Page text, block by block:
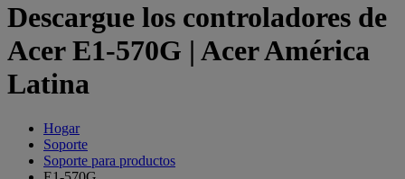
Descargue los controladores de
Acer E1-570G | Acer América
Latina
Hogar
Soporte
Soporte para productos